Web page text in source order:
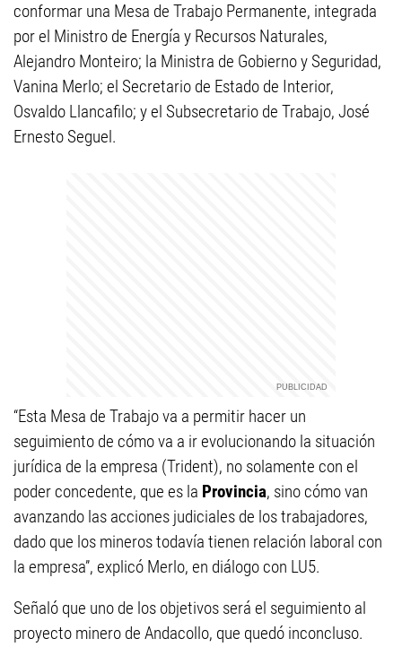
conformar una Mesa de Trabajo Permanente, integrada
por el Ministro de Energía y Recursos Naturales,
Alejandro Monteiro; la Ministra de Gobierno y Seguridad,
Vanina Merlo; el Secretario de Estado de Interior,
Osvaldo Llancafilo; y el Subsecretario de Trabajo, José
Ernesto Seguel.
“Esta Mesa de Trabajo va a permitir hacer un
seguimiento de cómo va a ir evolucionando la situación
jurídica de la empresa (Trident), no solamente con el
poder concedente, que es la Provincia, sino cómo van
avanzando las acciones judiciales de los trabajadores,
dado que los mineros todavía tienen relación laboral con
la empresa”, explicó Merlo, en diálogo con LU5.
Señaló que uno de los objetivos será el seguimiento al
proyecto minero de Andacollo, que quedó inconcluso.